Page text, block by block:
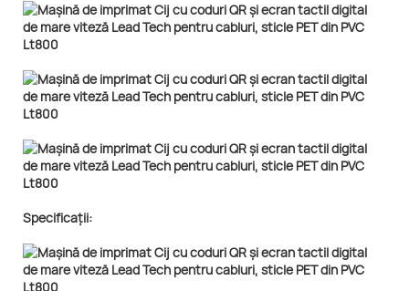
Specificații: